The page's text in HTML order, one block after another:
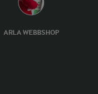
ARLA WEBBSHOP